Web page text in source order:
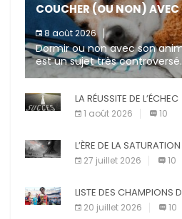
COUCHER (OU NON)
8 août 2026
Dormir ou non avec son
est un sujet très
affirment que la présence
LA RÉUSSITE DE L’ÉCHEC
1 août 2026 10
L’ÈRE DE LA SATURATION
27 juillet 2026 10
LISTE DES CHAMPIONS
20 juillet 2026 10